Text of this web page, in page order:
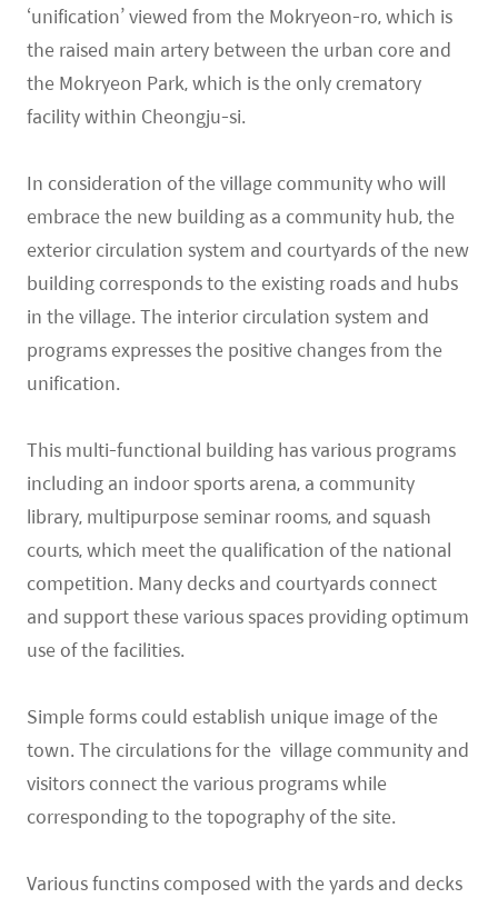
‘unification’ viewed from the Mokryeon-ro, which is
the raised main artery between the urban core and
the Mokryeon Park, which is the only crematory
facility within Cheongju-si.
In consideration of the village community who will
embrace the new building as a community hub, the
exterior circulation system and courtyards of the new
building corresponds to the existing roads and hubs
in the village. The interior circulation system and
programs expresses the positive changes from the
unification.
This multi-functional building has various programs
including an indoor sports arena, a community
library, multipurpose seminar rooms, and squash
courts, which meet the qualification of the national
competition. Many decks and courtyards connect
and support these various spaces providing optimum
use of the facilities.
Simple forms could establish unique image of the
town. The circulations for the village community and
visitors connect the various programs while
corresponding to the topography of the site.
Various functins composed with the yards and decks